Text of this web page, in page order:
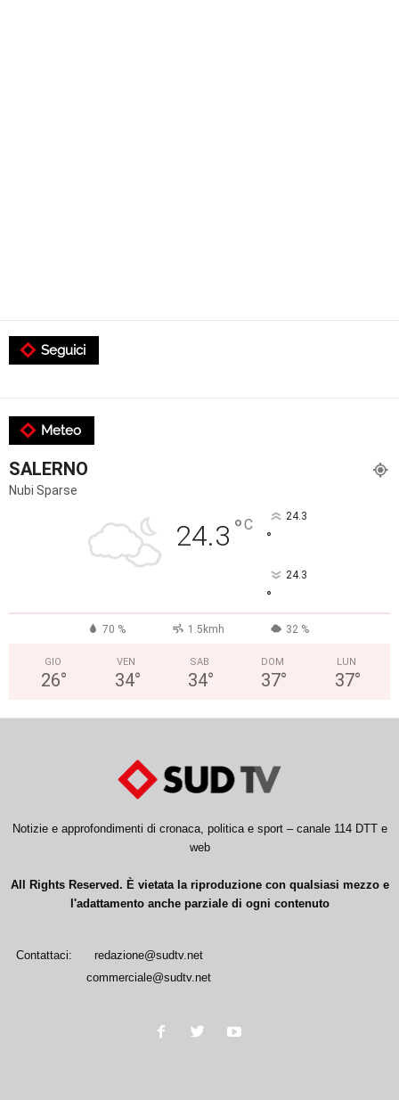
Seguici
Meteo
SALERNO
Nubi Sparse
24.3 °C 24.3
°
24.3
°
70 % 1.5kmh 32 %
GIO
26°
VEN
34°
SAB
34°
DOM
37°
LUN
37°
Notizie e approfondimenti di cronaca, politica e sport – canale 114 DTT e
web
All Rights Reserved. È vietata la riproduzione con qualsiasi mezzo e
l'adattamento anche parziale di ogni contenuto
Contattaci:
redazione@sudtv.net
commerciale@sudtv.net